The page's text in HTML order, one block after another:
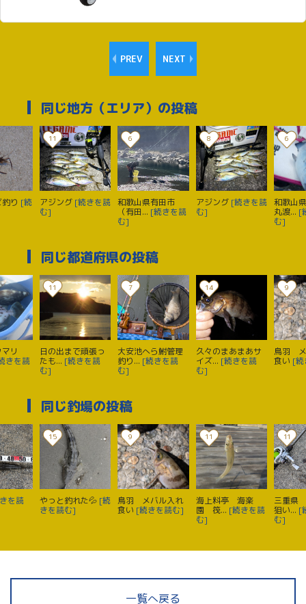
PREV NEXT
同じ地方（エリア）の投稿
り [続
11
アジング [続きを読
む]
6
和歌山県有田市
（有田... [続きを読
む]
8
アジング [続きを読
む]
6
和歌山
丸渡... [
む]
同じ都道府県の投稿
リ
きを読
11
日の出まで頑張っ
たも... [続きを読
む]
7
大安池へら鮒管理
釣り... [続きを読
む]
14
久々のまあまあサ
イズ... [続きを読
む]
9
鳥羽
食い [続
同じ釣場の投稿
を読
15
やっと釣れた💦 [続
きを読む]
9
鳥羽 メバル入れ
食い [続きを読む]
11
海上料亭 海楽
園 筏... [続きを読
む]
11
三重県
狙い... [
む]
一覧へ戻る